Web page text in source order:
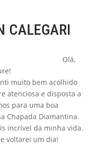
CALEGARI
Olá,
muito bem acolhido
atenciosa e disposta a
para uma boa
Chapada Diamantina.
incrível da minha vida.
voltarei um dia!